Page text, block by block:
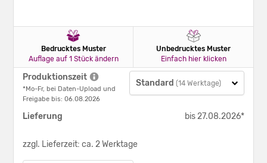
Bedrucktes Muster
Auflage auf 1 Stück ändern
Unbedrucktes Muster
Einfach hier klicken
Produktionszeit
*Mo-Fr, bei Daten-Upload und
Freigabe bis: 06.08.2026
Standard (14 Werktage)
Lieferung bis 27.08.2026*
zzgl. Lieferzeit: ca. 2 Werktage